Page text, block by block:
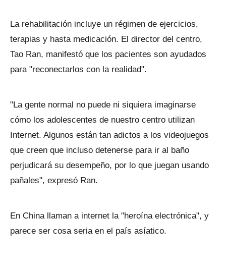
La rehabilitación incluye un régimen de ejercicios,
terapias y hasta medicación. El director del centro,
Tao Ran, manifestó que los pacientes son ayudados
para "reconectarlos con la realidad".
"La gente normal no puede ni siquiera imaginarse
cómo los adolescentes de nuestro centro utilizan
Internet. Algunos están tan adictos a los videojuegos
que creen que incluso detenerse para ir al baño
perjudicará su desempeño, por lo que juegan usando
pañales", expresó Ran.
En China llaman a internet la "heroína electrónica", y
parece ser cosa seria en el país asíatico.